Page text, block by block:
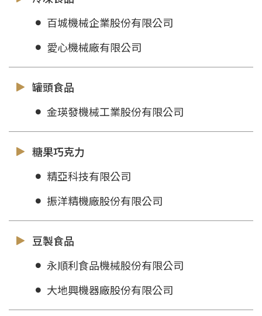
百城機械企業股份有限公司
愛心機械廠有限公司
罐頭食品
金瑛發機械工業股份有限公司
糖果巧克力
精亞科技有限公司
振洋精機廠股份有限公司
豆製食品
永順利食品機械股份有限公司
大地興機器廠股份有限公司